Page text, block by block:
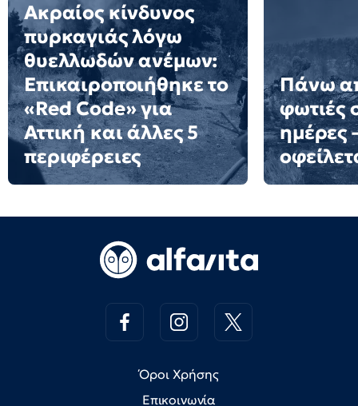
Ακραίος κίνδυνος
πυρκαγιάς λόγω
θυελλωδών ανέμων:
Επικαιροποιήθηκε το
«Red Code» για
Αττική και άλλες 5
περιφέρειες
Πάνω
φωτιές
ημέρες
Όροι Χρήσης
Επικοινωνία